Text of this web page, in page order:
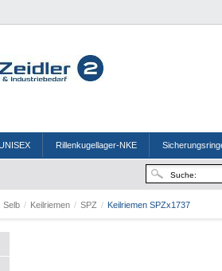
Rillenkugellager-NKE
Selb / Keilriemen / SPZ / Keilriemen SPZx1737